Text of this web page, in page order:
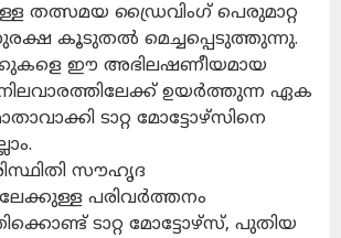
തത്സമയ ഡ്രൈവിംഗ് പെരുമാറ്റ
കൂടുതല്‍ മെച്ചപ്പെടുത്തുന്നു.
ഈ അഭിലഷണീയമായ
ഉയര്‍ത്തുന്ന ഏക
ടാറ്റ മോട്ടോഴ്‌സിനെ
സൗഹൃദ
പരിവര്‍ത്തനം
ടാറ്റ മോട്ടോഴ്‌സ്, പുതിയ